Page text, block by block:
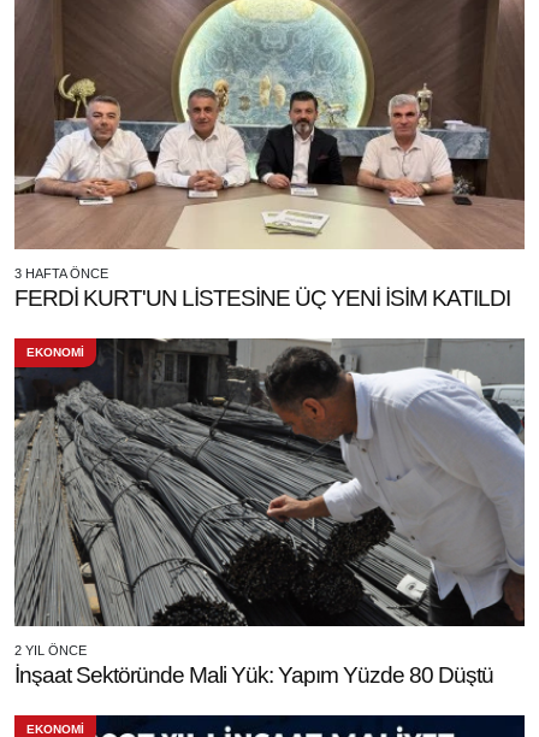
3 HAFTA ÖNCE
FERDİ KURT'UN LİSTESİNE ÜÇ YENİ İSİM KATILDI
EKONOMİ
2 YIL ÖNCE
İnşaat Sektöründe Mali Yük: Yapım Yüzde 80 Düştü
EKONOMİ